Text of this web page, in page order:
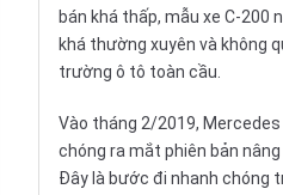
bán khá thấp, mẫu xe C-200
khá thường xuyên và không
trường ô tô toàn cầu.
Vào tháng 2/2019,
chóng ra mắt phiên bản
Đây là bước đi nhanh chóng